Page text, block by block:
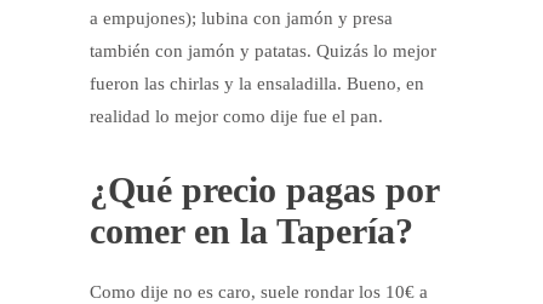
a empujones); lubina con jamón y presa
también con jamón y patatas. Quizás lo mejor
fueron las chirlas y la ensaladilla. Bueno, en
realidad lo mejor como dije fue el pan.
¿Qué precio pagas por
comer en la Tapería?
Como dije no es caro, suele rondar los 10€ a